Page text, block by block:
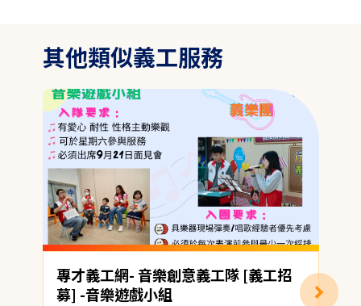
其他類似義工服務
專才義工網- 音樂創意義工隊 [義工招
募] -音樂遊戲小組